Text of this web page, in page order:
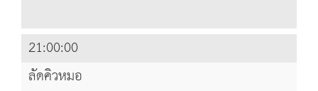
21:00:00
ลัดคิวหมอ